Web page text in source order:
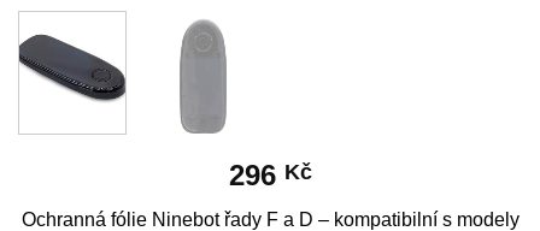
296 Kč
Ochranná fólie Ninebot řady F a D – kompatibilní s modely